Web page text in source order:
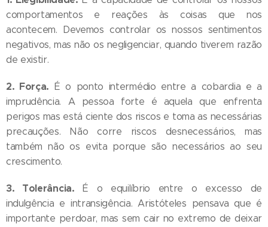
comportamentos e reações às coisas que nos
acontecem. Devemos controlar os nossos sentimentos
negativos, mas não os negligenciar, quando tiverem razão
de existir.
2. Força. É o ponto intermédio entre a cobardia e a
imprudência. A pessoa forte é aquela que enfrenta
perigos mas está ciente dos riscos e toma as necessárias
precauções. Não corre riscos desnecessários, mas
também não os evita porque são necessários ao seu
crescimento.
3. Tolerância. É o equilíbrio entre o excesso de
indulgência e intransigência. Aristóteles pensava que é
importante perdoar, mas sem cair no extremo de deixar